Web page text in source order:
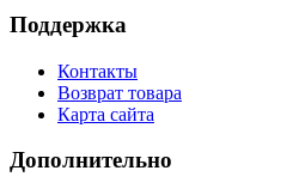
Поддержка
Контакты
Возврат товара
Карта сайта
Дополнительно